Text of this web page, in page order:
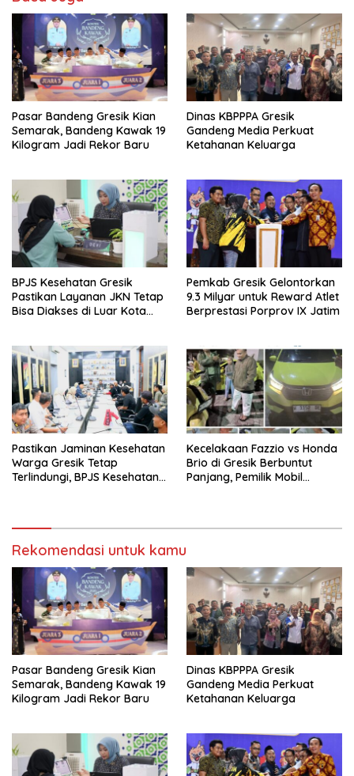
Pasar Bandeng Gresik Kian
Semarak, Bandeng Kawak 19
Kilogram Jadi Rekor Baru
Dinas KBPPPA Gresik
Gandeng Media Perkuat
Ketahanan Keluarga
BPJS Kesehatan Gresik
Pastikan Layanan JKN Tetap
Bisa Diakses di Luar Kota
Pemkab Gresik Gelontorkan
9.3 Milyar untuk Reward Atlet
Berprestasi Porprov IX Jatim
Pastikan Jaminan Kesehatan
Warga Gresik Tetap
Terlindungi, BPJS Kesehatan
Kecelakaan Fazzio vs Honda
Brio di Gresik Berbuntut
Panjang, Pemilik Mobil
Rekomendasi untuk kamu
Pasar Bandeng Gresik Kian
Semarak, Bandeng Kawak 19
Kilogram Jadi Rekor Baru
Dinas KBPPPA Gresik
Gandeng Media Perkuat
Ketahanan Keluarga